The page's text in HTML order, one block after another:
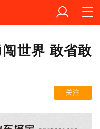
世界 敢省敢
关注